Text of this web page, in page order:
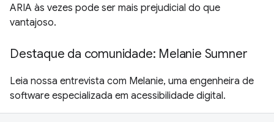
ARIA às vezes pode ser mais prejudicial do que
vantajoso.
Destaque da comunidade: Melanie Sumner
Leia nossa entrevista com Melanie, uma engenheira de
software especializada em acessibilidade digital.